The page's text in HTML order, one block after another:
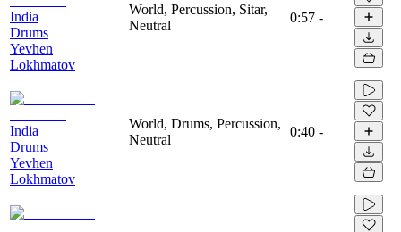
India
Drums
Yevhen
Lokhmatov
World, Percussion, Sitar,
Neutral
0:57 -
India
Drums
Yevhen
Lokhmatov
World, Drums, Percussion,
Neutral
0:40 -